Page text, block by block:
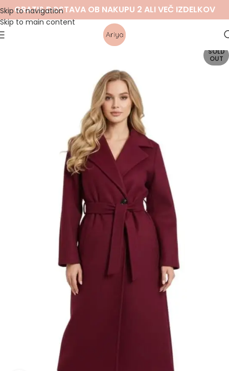
Skip to navigation
Skip to main content
GRATIS DOSTAVA OB NAKUPU 2 ALI VEČ IZDELKOV
SOLD
OUT